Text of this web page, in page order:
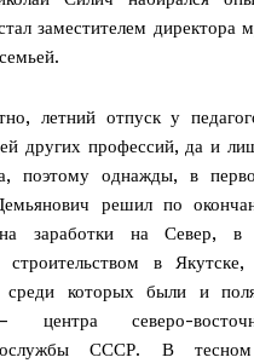
заместителем директора
летний отпуск у
других профессий, да и
поэтому однажды, в
решил по
заработки на Север, в
строительством в
среди которых были и
северо-
СССР. В